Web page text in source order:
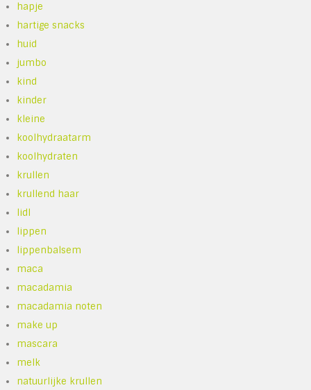
hapje
hartige snacks
huid
jumbo
kind
kinder
kleine
koolhydraatarm
koolhydraten
krullen
krullend haar
lidl
lippen
lippenbalsem
maca
macadamia
macadamia noten
make up
mascara
melk
natuurlijke krullen